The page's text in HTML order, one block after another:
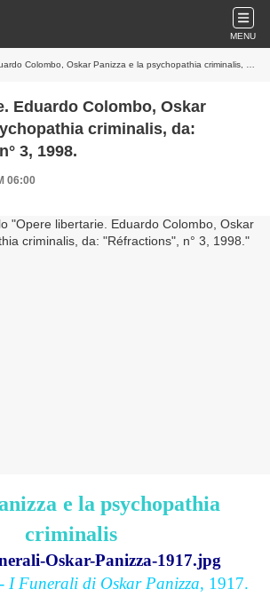
MENU
Oskar Panizza e la psychopathia criminalis, da: "Réfractions", n° 3, 1998.
Eduardo Colombo, Oskar
criminalis, da:
3, 1998.
06:00
e la psychopathia
criminalis
I Funerali di Oskar Panizza, 1917.